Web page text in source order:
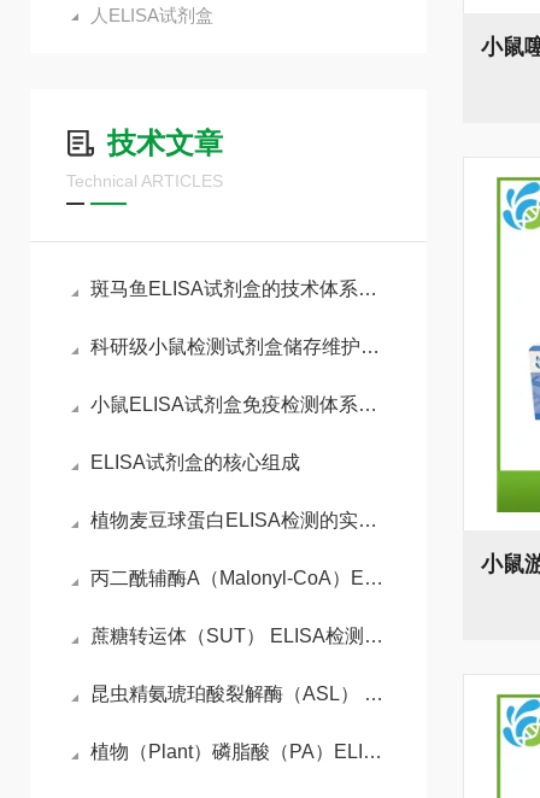
人ELISA试剂盒
技术文章
Technical ARTICLES
斑马鱼ELISA试剂盒的技术体系与实验全流程管控
科研级小鼠检测试剂盒储存维护与平行实验数据稳定性控制技术
小鼠ELISA试剂盒免疫检测体系与动物模型实验实操指南
ELISA试剂盒的核心组成
植物麦豆球蛋白ELISA检测的实验流程
丙二酰辅酶A（Malonyl-CoA）ELISA检测试剂盒检测原理
蔗糖转运体（SUT） ELISA检测试剂盒操作步骤
昆虫精氨琥珀酸裂解酶（ASL） ELISA检测试剂盒检测原理
植物（Plant）磷脂酸（PA）ELISA检测试剂盒检测原理